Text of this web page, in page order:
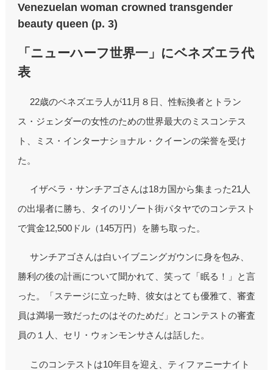
Venezuelan woman crowned transgender
beauty queen (p. 3)
「ニューハーフ世界一」にベネズエラ代
表
22歳のベネズエラ人が11月８日、性転換者とトラン
ス・ジェンダーの女性のための世界最大のミスコンテス
ト、ミス・インターナショナル・クイーンの栄誉を受け
た。
イザベラ・サンチアゴさんは18カ国から集まった21人
の出場者に勝ち、タイのリゾート街パタヤでのコンテスト
で賞金12,500ドル（145万円）を勝ち取った。
サンチアゴさんは白いイブニングガウンに身を包み、
勝利の後の計画について聞かれて、笑って「眠る！」と言
った。「ステージに立った時、彼女はとても優雅て、審査
員は満場一致だったのはそのためだ」とコンテストの審査
員の１人、セリ・ウォンモンサさんは話した。
このコンテストは10年目を迎え、ティファニーナイト